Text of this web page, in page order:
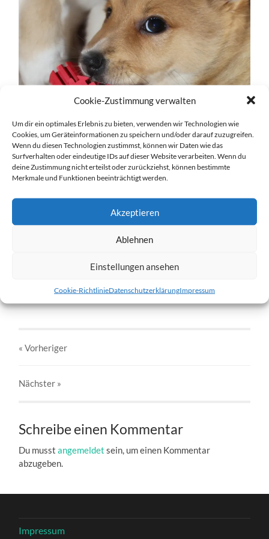
Cookie-Zustimmung verwalten
Um dir ein optimales Erlebnis zu bieten, verwenden wir Technologien wie
Cookies, um Geräteinformationen zu speichern und/oder darauf zuzugreifen.
Wenn du diesen Technologien zustimmst, können wir Daten wie das
Surfverhalten oder eindeutige IDs auf dieser Website verarbeiten. Wenn du
deine Zustimmung nicht erteilst oder zurückziehst, können bestimmte
Merkmale und Funktionen beeinträchtigt werden.
Akzeptieren
Ablehnen
Einstellungen ansehen
Cookie-RichtlinieDatenschutzerklärungImpressum
w3-18.02.2012-d.jpg
« Vorheriger
Nächster »
Schreibe einen Kommentar
Du musstangemeldet sein, um einen Kommentar
abzugeben.
Impressum